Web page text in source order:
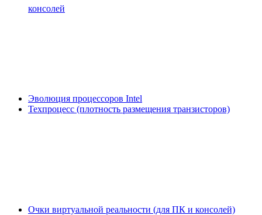
консолей
Эволюция процессоров Intel
Техпроцесс (плотность размещения транзисторов)
Очки виртуальной реальности (для ПК и консолей)